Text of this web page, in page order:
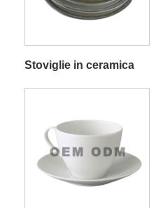
Stoviglie in ceramica